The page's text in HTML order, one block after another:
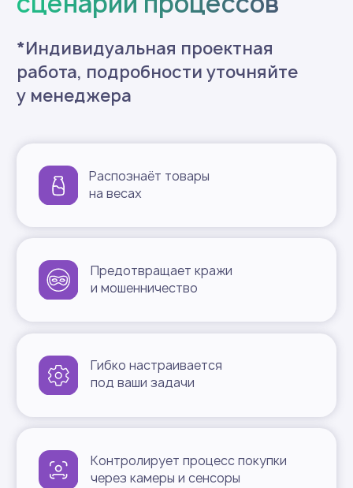
Открытый API
для доработок
регистраторов
Интеграции с 1С
Подключение привычного
эквайринга
Совместим с вашим ПО
Интеграция с RESOL
с адаптацией под вашу
бизнес-логику
КИОСК работает с любым ПО —
готовым или собственной
разработки